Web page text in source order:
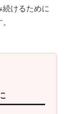
続けるために